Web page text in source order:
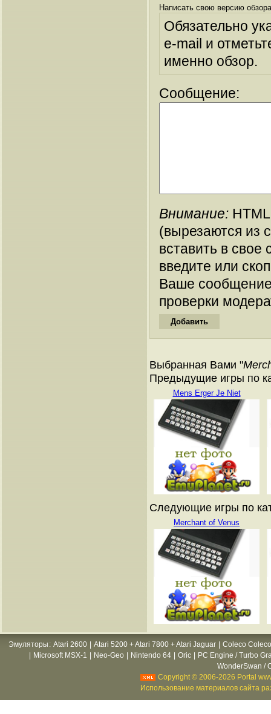
Написать свою версию
Обязательно
e-mail и
именно обзор.
Сообщение:
Внимание:
(вырезаются из
вставить в
введите или
Ваше
проверки
Выбранная Вами "
Предыдущие игры по
Mens Erger Je Niet
Следующие игры по
Merchant of Venus
Эмуляторы : Atari 2600 Atari 5200 + Atari 7800 + Atari Jaguar
Coleco
Microsoft MSX-1 Neo-Geo Nintendo 64 Oric
PC Engine / Turbo
WonderSwan /
Copyright © 2006-2026 Portal
Использование материалов сайта